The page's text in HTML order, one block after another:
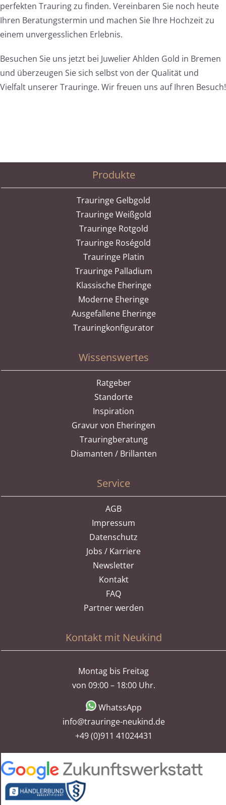
perfekten Trauring zu finden. Vereinbaren Sie noch heute
Ihren Beratungstermin und machen Sie Ihre Hochzeit zu
einem unvergesslichen Erlebnis.
Besuchen Sie uns jetzt bei Juwelier Ahlden Gold in Bremen
und überzeugen Sie sich selbst von der Qualität und
Vielfalt unserer Trauringe. Wir freuen uns auf Ihren Besuch!
Produkte
Trauringe Gelbgold
Trauringe Weißgold
Trauringe Rotgold
Trauringe Roségold
Trauringe Platin
Trauringe Palladium
Klassische Eheringe
Moderne Eheringe
Ausgefallene Eheringe
Trauringkonfigurator
Wissenswertes
Ratgeber
Standorte
Inspiration
Gravur von Eheringen
Trauringberatung
Diamanten / Brillanten
Service
AGB
Impressum
Datenschutz
Jobs / Karriere
Newsletter
Kontakt
FAQ
Partner werden
Kontakt mit Neukind
Montag bis Freitag
von 09:00 – 18:00 Uhr.
WhatssApp
info@trauringe-neukind.de
+49 (0)911 41024431